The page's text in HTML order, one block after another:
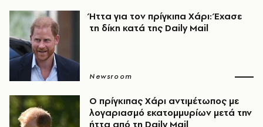
Ήττα για τον πρίγκιπα Χάρι: Έχασε
τη δίκη κατά της Daily Mail
Newsroom
Ο πρίγκιπας Χάρι αντιμέτωπος με
λογαριασμό εκατομμυρίων μετά την
ήττα από τη Daily Mail